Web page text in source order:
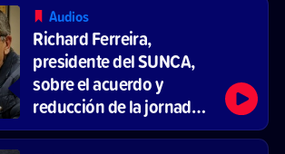
Audios
Richard Ferreira,
presidente del SUNCA,
sobre el acuerdo y
reducción de la jornada
laboral